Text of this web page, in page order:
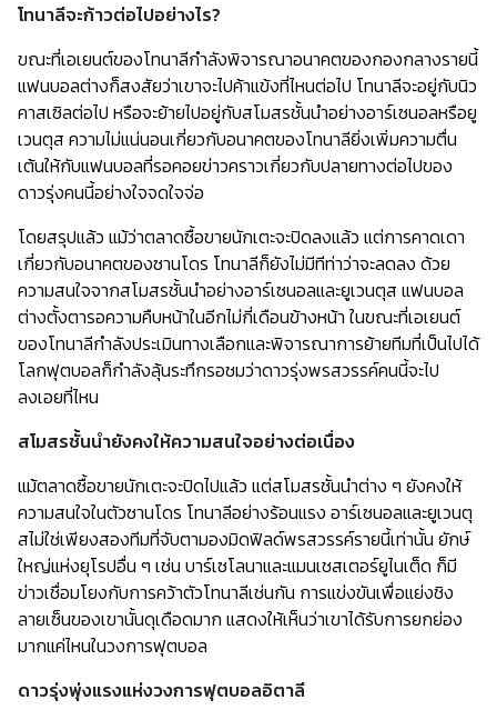
โทนาลีจะก้าวต่อไปอย่างไร?
ขณะที่เอเยนต์ของโทนาลีกำลังพิจารณาอนาคตของกองกลางรายนี้
แฟนบอลต่างก็สงสัยว่าเขาจะไปค้าแข้งที่ไหนต่อไป โทนาลีจะอยู่กับนิว
คาสเซิลต่อไป หรือจะย้ายไปอยู่กับสโมสรชั้นนำอย่างอาร์เซนอลหรือยู
เวนตุส ความไม่แน่นอนเกี่ยวกับอนาคตของโทนาลียิ่งเพิ่มความตื่น
เต้นให้กับแฟนบอลที่รอคอยข่าวคราวเกี่ยวกับปลายทางต่อไปของ
ดาวรุ่งคนนี้อย่างใจจดใจจ่อ
โดยสรุปแล้ว แม้ว่าตลาดซื้อขายนักเตะจะปิดลงแล้ว แต่การคาดเดา
เกี่ยวกับอนาคตของซานโดร โทนาลีก็ยังไม่มีทีท่าว่าจะลดลง ด้วย
ความสนใจจากสโมสรชั้นนำอย่างอาร์เซนอลและยูเวนตุส แฟนบอล
ต่างตั้งตารอความคืบหน้าในอีกไม่กี่เดือนข้างหน้า ในขณะที่เอเยนต์
ของโทนาลีกำลังประเมินทางเลือกและพิจารณาการย้ายทีมที่เป็นไปได้
โลกฟุตบอลก็กำลังลุ้นระทึกรอชมว่าดาวรุ่งพรสวรรค์คนนี้จะไป
ลงเอยที่ไหน
สโมสรชั้นนำยังคงให้ความสนใจอย่างต่อเนื่อง
แม้ตลาดซื้อขายนักเตะจะปิดไปแล้ว แต่สโมสรชั้นนำต่าง ๆ ยังคงให้
ความสนใจในตัวซานโดร โทนาลีอย่างร้อนแรง อาร์เซนอลและยูเวนตุ
สไม่ใช่เพียงสองทีมที่จับตามองมิดฟิลด์พรสวรรค์รายนี้เท่านั้น ยักษ์
ใหญ่แห่งยุโรปอื่น ๆ เช่น บาร์เซโลนาและแมนเชสเตอร์ยูไนเต็ด ก็มี
ข่าวเชื่อมโยงกับการคว้าตัวโทนาลีเช่นกัน การแข่งขันเพื่อแย่งชิง
ลายเซ็นของเขานั้นดุเดือดมาก แสดงให้เห็นว่าเขาได้รับการยกย่อง
มากแค่ไหนในวงการฟุตบอล
ดาวรุ่งพุ่งแรงแห่งวงการฟุตบอลอิตาลี